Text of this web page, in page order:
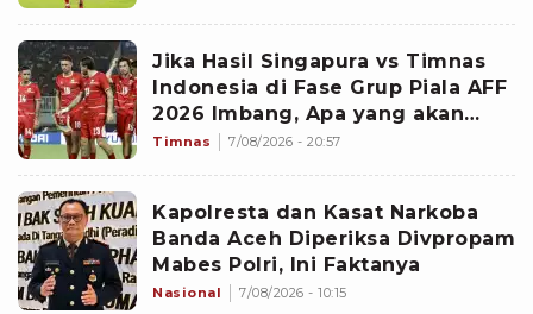
Jika Hasil Singapura vs Timnas
Indonesia di Fase Grup Piala AFF
2026 Imbang, Apa yang akan
Terjadi?
Timnas 7/08/2026 - 20:57
Kapolresta dan Kasat Narkoba
Banda Aceh Diperiksa Divpropam
Mabes Polri, Ini Faktanya
Nasional 7/08/2026 - 10:15